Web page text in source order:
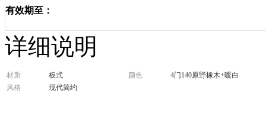
有效期至：
详细说明
材质 板式 颜色
4门140原野橡木+暖白
风格
现代简约